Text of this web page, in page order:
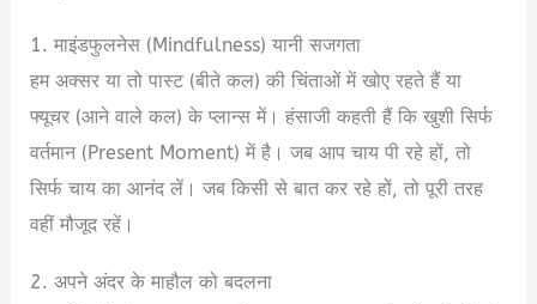
1. माइंडफुलनेस (Mindfulness) यानी सजगता
हम अक्सर या तो पास्ट (बीते कल) की चिंताओं में खोए रहते हैं या
फ्यूचर (आने वाले कल) के प्लान्स में। हंसाजी कहती हैं कि खुशी सिर्फ
वर्तमान (Present Moment) में है। जब आप चाय पी रहे हों, तो
सिर्फ चाय का आनंद लें। जब किसी से बात कर रहे हों, तो पूरी तरह
वहीं मौजूद रहें।
2. अपने अंदर के माहौल को बदलना